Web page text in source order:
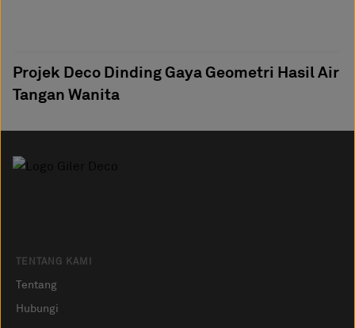
Projek Deco Dinding Gaya Geometri Hasil Air
Tangan Wanita
TENTANG KAMI
Tentang
Hubungi